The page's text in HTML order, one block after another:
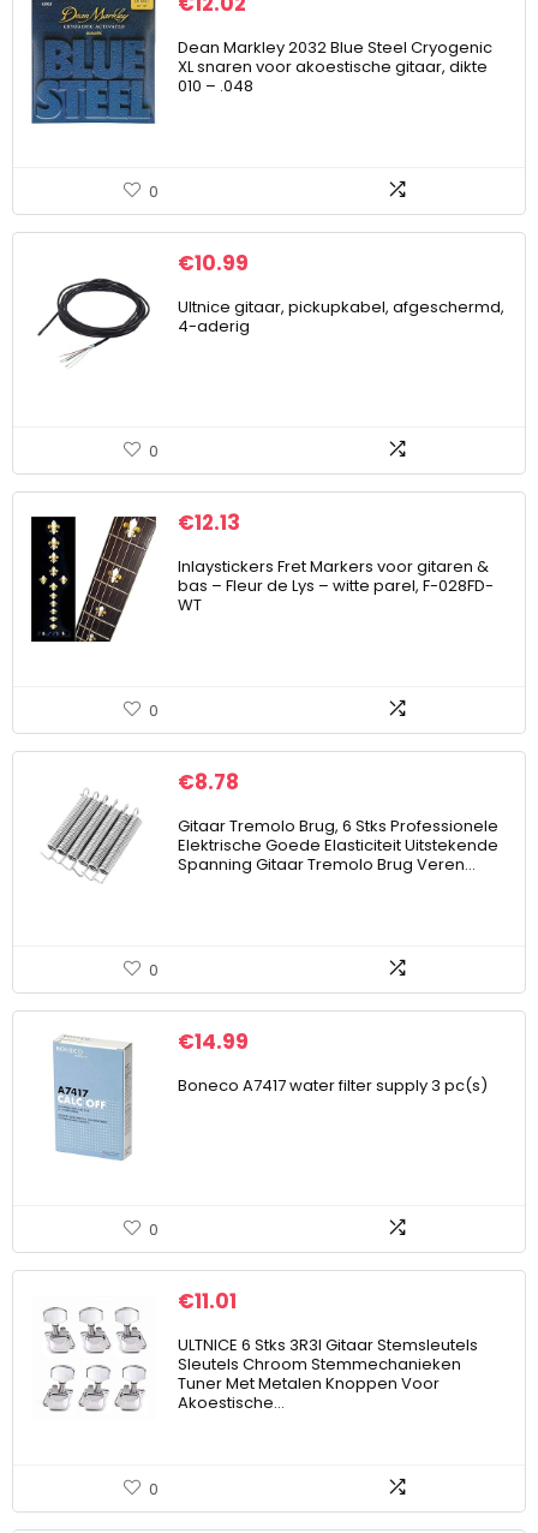
Dean Markley 2032 Blue Steel Cryogenic
XL snaren voor akoestische gitaar, dikte
010 – .048
0
€10.99
Ultnice gitaar, pickupkabel, afgeschermd,
4-aderig
0
€12.13
Inlaystickers Fret Markers voor gitaren &
bas – Fleur de Lys – witte parel, F-028FD-
WT
0
€8.78
Gitaar Tremolo Brug, 6 Stks Professionele
Elektrische Goede Elasticiteit Uitstekende
Spanning Gitaar Tremolo Brug Veren…
0
€14.99
Boneco A7417 water filter supply 3 pc(s)
0
€11.01
ULTNICE 6 Stks 3R3l Gitaar Stemsleutels
Sleutels Chroom Stemmechanieken
Tuner Met Metalen Knoppen Voor
Akoestische…
0